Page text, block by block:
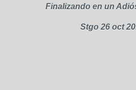
Finalizando en un
Stgo 26 oct